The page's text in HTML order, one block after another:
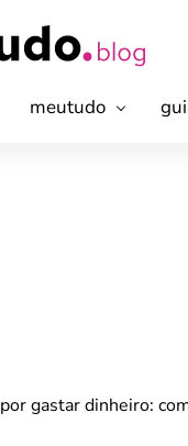
meutudo
gastar dinheiro: